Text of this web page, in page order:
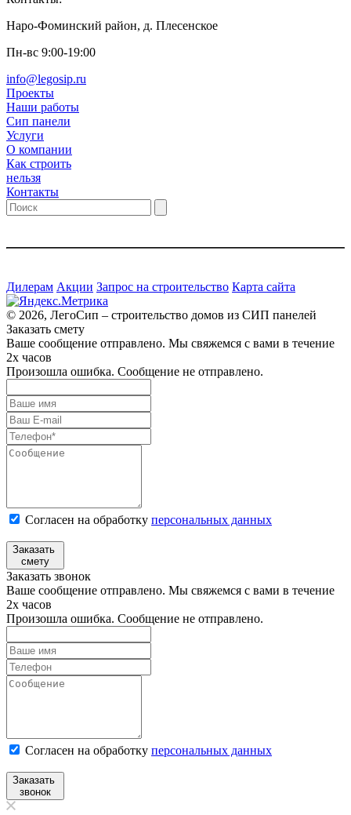
Наро-Фоминский район, д. Плесенское
Пн-вс 9:00-19:00
info@legosip.ru
Проекты
Наши работы
Сип панели
Услуги
О компании
Как строить
нельзя
Контакты
Дилерам Акции Запрос на строительство Карта сайта
© 2026, ЛегоСип – строительство домов из СИП панелей
Заказать смету
Ваше сообщение отправлено. Мы свяжемся с вами в течение
2х часов
Произошла ошибка. Сообщение не отправлено.
Согласен на обработку персональных данных
Заказать
смету
Заказать звонок
Ваше сообщение отправлено. Мы свяжемся с вами в течение
2х часов
Произошла ошибка. Сообщение не отправлено.
Согласен на обработку персональныx данных
Заказать
звонок